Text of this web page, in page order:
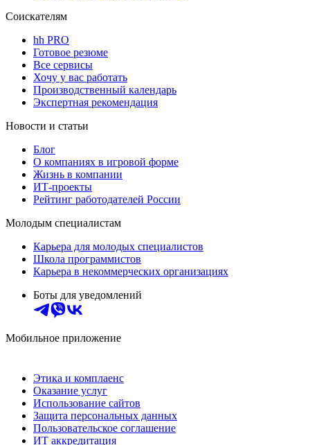
Соискателям
hh PRO
Готовое резюме
Все сервисы
Хочу у вас работать
Производственный календарь
Экспертная рекомендация
Новости и статьи
Блог
О компаниях в игровой форме
Жизнь в компании
ИТ-проекты
Рейтинг работодателей России
Молодым специалистам
Карьера для молодых специалистов
Школа программистов
Карьера в некоммерческих организациях
Боты для уведомлений
Мобильное приложение
Этика и комплаенс
Оказание услуг
Использование сайтов
Защита персональных данных
Пользовательское соглашение
ИТ аккредитация